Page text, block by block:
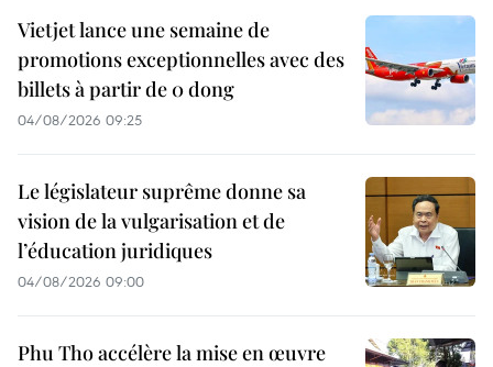
Vietjet lance une semaine de
promotions exceptionnelles avec des
billets à partir de 0 dong
04/08/2026 09:25
Le législateur suprême donne sa
vision de la vulgarisation et de
l’éducation juridiques
04/08/2026 09:00
Phu Tho accélère la mise en œuvre